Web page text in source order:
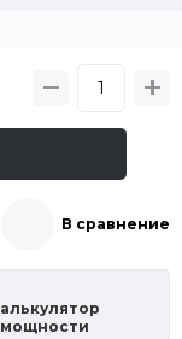
В сравнение
мощности